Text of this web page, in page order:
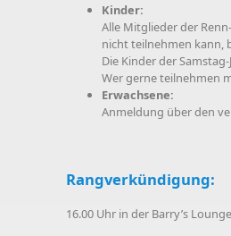
Kinder:
Alle Mitglieder der
nicht teilnehmen kann,
Die Kinder der
Wer gerne teilnehmen
Erwachsene:
Anmeldung über den
Rangverkündigung:
16.00 Uhr in der Barry’s